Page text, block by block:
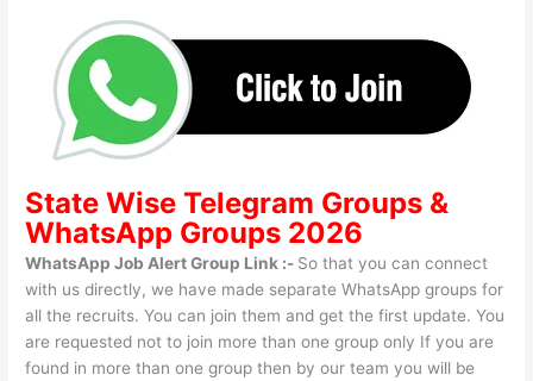
State WiseTelegram Groups &
WhatsApp Groups 2026
WhatsApp Job Alert Group Link :- So that you can connect
with us directly, we have made separate WhatsApp groups for
all the recruits. You can join them and get the first update. You
are requested not to join more than one group only If you are
found in more than one group then by our team you will be